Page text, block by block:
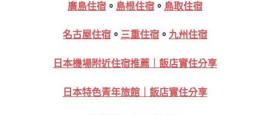
廣島住宿 。 島根住宿 。 鳥取住宿
名古屋住宿 。 三重住宿 。 九州住宿
日本機場附近住宿推薦｜飯店實住分享
日本特色青年旅館｜飯店實住分享